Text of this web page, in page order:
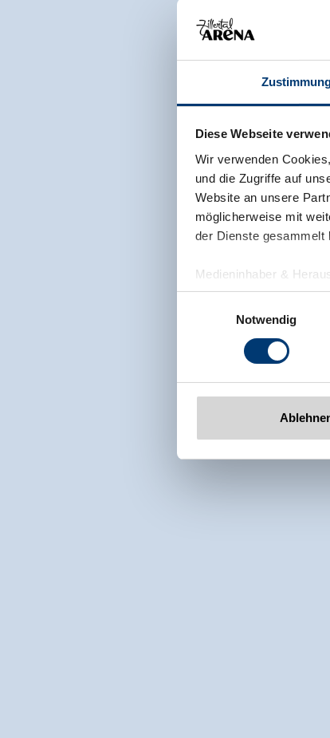
Diese Webseite
Wir verwenden
und die Zugriffe auf
Website an unsere
möglicherweise mit
der Dienste gesammelt
Medieninhaber &
Zeller Bergbahnen
Rohr 23// A-6280 Zell
www.zillertalarena.com
Notwendig